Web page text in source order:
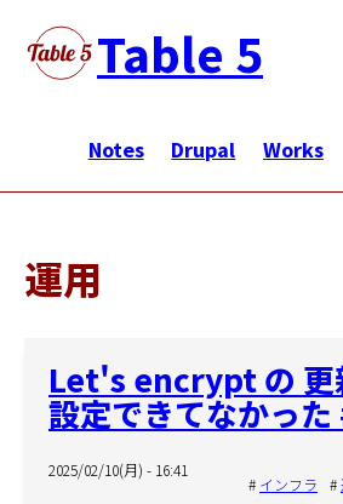
テ
Table 5
ン
ビ
ゲ
シ
ョ
ン
Notes Drupal Works
運用
Let's encrypt の
設定できてなかった
2025/02/10(月) - 16:41
インフラ